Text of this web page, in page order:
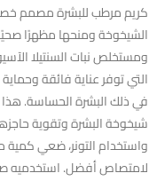
كريم مرطب للبشرة مصمم
ومستخلص نبات السنتيلا
التي توفر عناية فائقة
في ذلك البشرة الحساسة. هذا
شيخوخة البشرة وتقوية
واستخدام التونر، ضعي
لامتصاص أفضل. استخدميه